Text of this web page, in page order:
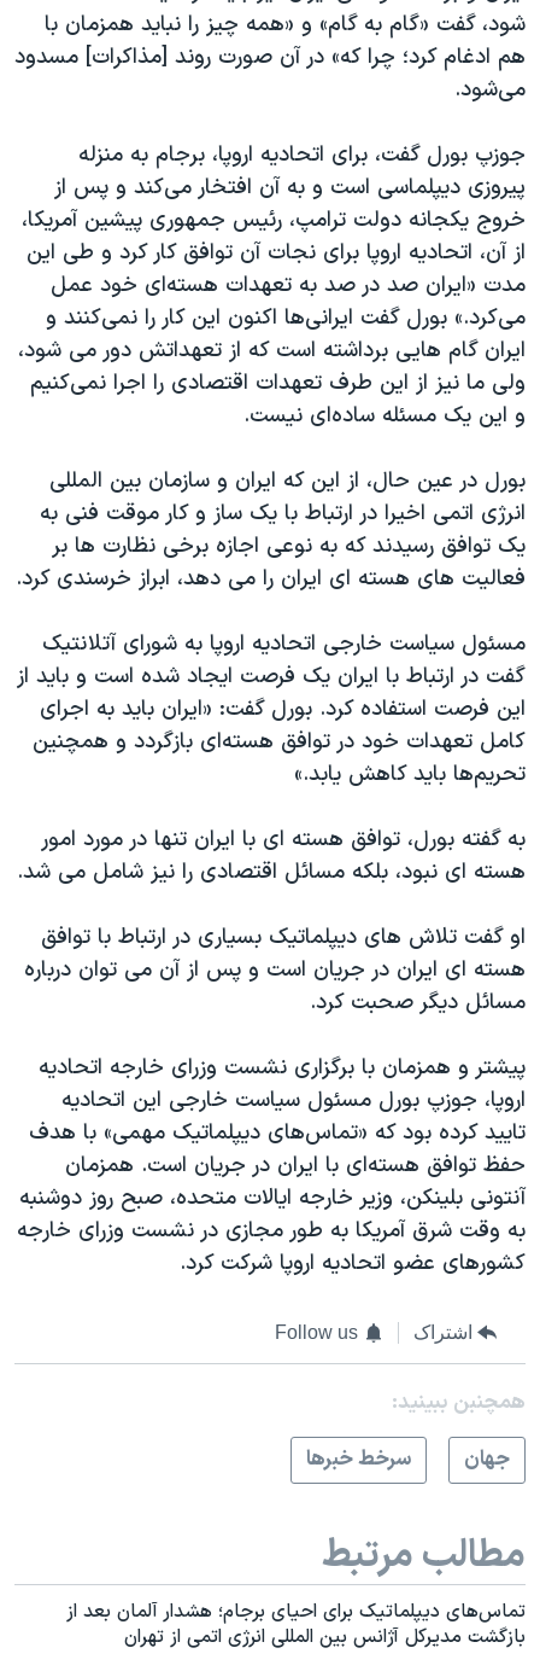
شود، گفت «گام به گام» و «همه چیز را نباید همزمان با
هم ادغام کرد؛ چرا که» در آن صورت روند [مذاکرات] مسدود
می‌شود.
جوزپ بورل گفت، برای اتحادیه اروپا، برجام به منزله
پیروزی دیپلماسی است و به آن افتخار می‌کند و پس از
خروج یکجانه دولت ترامپ، رئیس جمهوری پیشین آمریکا،
از آن، اتحادیه اروپا برای نجات آن توافق کار کرد و طی این
مدت «ایران صد در صد به تعهدات هسته‌ای خود عمل
می‌کرد.» بورل گفت ایرانی‌ها اکنون این کار را نمی‌کنند و
ایران گام هایی برداشته است که از تعهداتش دور می شود،
ولی ما نیز از این طرف تعهدات اقتصادی را اجرا نمی‌کنیم
و این یک مسئله ساده‌ای نیست.
بورل در عین حال، از این که ایران و سازمان بین المللی
انرژی اتمی اخیرا در ارتباط با یک ساز و کار موقت فنی به
یک توافق رسیدند که به نوعی اجازه برخی نظارت ها بر
فعالیت های هسته ای ایران را می دهد، ابراز خرسندی کرد.
مسئول سیاست خارجی اتحادیه اروپا به شورای آتلانتیک
گفت در ارتباط با ایران یک فرصت ایجاد شده است و باید از
این فرصت استفاده کرد. بورل گفت: «ایران باید به اجرای
کامل تعهدات خود در توافق هسته‌ای بازگردد و همچنین
تحریم‌ها باید کاهش یابد.»
به گفته بورل، توافق هسته ای با ایران تنها در مورد امور
هسته ای نبود، بلکه مسائل اقتصادی را نیز شامل می شد.
او گفت تلاش های دیپلماتیک بسیاری در ارتباط با توافق
هسته ای ایران در جریان است و پس از آن می توان درباره
مسائل دیگر صحبت کرد.
پیشتر و همزمان با برگزاری نشست وزرای خارجه اتحادیه
اروپا، جوزپ بورل مسئول سیاست خارجی این اتحادیه
تایید کرده بود که «تماس‌های دیپلماتیک مهمی» با هدف
حفظ توافق هسته‌ای با ایران در جریان است. همزمان
آنتونی بلینکن، وزیر خارجه ایالات متحده، صبح روز دوشنبه
به وقت شرق آمریکا به طور مجازی در نشست وزرای خارجه
کشورهای عضو اتحادیه اروپا شرکت کرد.
اشتراک Follow us
همچنبن ببینید:
جهان
سرخط خبرها
مطالب مرتبط
تماس‌های دیپلماتیک برای احیای برجام؛ هشدار آلمان بعد از
بازگشت مدیرکل آژانس بین المللی انرژی اتمی از تهران